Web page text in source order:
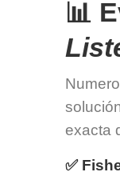
📊
exacta
✅